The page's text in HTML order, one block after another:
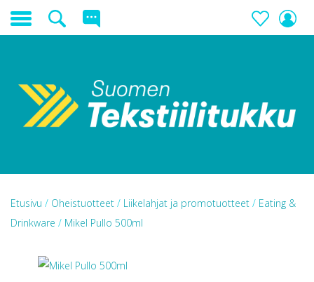
Etusivu / Oheistuotteet / Liikelahjat ja promotuotteet / Eating &
Drinkware / Mikel Pullo 500ml